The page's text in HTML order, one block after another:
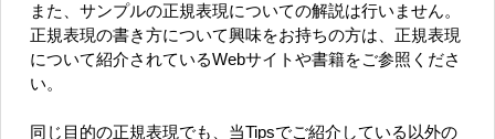
また、サンプルの正規表現についての解説は行いません。
正規表現の書き方について興味をお持ちの方は、正規表現
について紹介されているWebサイトや書籍をご参照くださ
い。
同じ目的の正規表現でも、当Tipsでご紹介している以外の